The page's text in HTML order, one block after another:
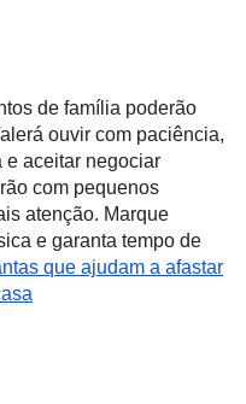
de família poderão
ouvir com paciência,
e aceitar negociar
com pequenos
atenção. Marque
e garanta tempo de
que ajudam a afastar